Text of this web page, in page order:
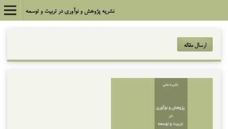
نشریه پژوهش و نوآوری در تربیت و توسعه
ارسال مقاله